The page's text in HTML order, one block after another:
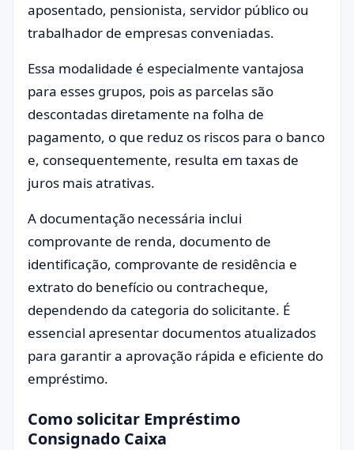
aposentado, pensionista, servidor público ou
trabalhador de empresas conveniadas.
Essa modalidade é especialmente vantajosa
para esses grupos, pois as parcelas são
descontadas diretamente na folha de
pagamento, o que reduz os riscos para o banco
e, consequentemente, resulta em taxas de
juros mais atrativas.
A documentação necessária inclui
comprovante de renda, documento de
identificação, comprovante de residência e
extrato do benefício ou contracheque,
dependendo da categoria do solicitante. É
essencial apresentar documentos atualizados
para garantir a aprovação rápida e eficiente do
empréstimo.
Como solicitar Empréstimo
Consignado Caixa